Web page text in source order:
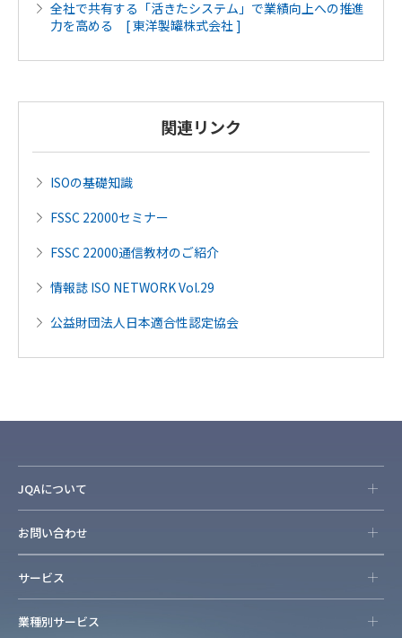
全社で共有する「活きたシステム」で業績向上への推進
力を高める [ 東洋製罐株式会社 ]
関連リンク
ISOの基礎知識
FSSC 22000セミナー
FSSC 22000通信教材のご紹介
情報誌 ISO NETWORK Vol.29
公益財団法人日本適合性認定協会
JQAについて
お問い合わせ
サービス
業種別サービス